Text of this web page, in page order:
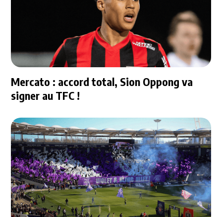
Mercato : accord total, Sion Oppong va
signer au TFC !